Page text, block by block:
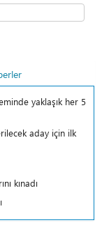
yaklaşık her 5
aday için ilk
kınadı